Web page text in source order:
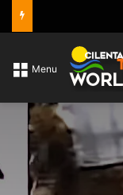
Menu